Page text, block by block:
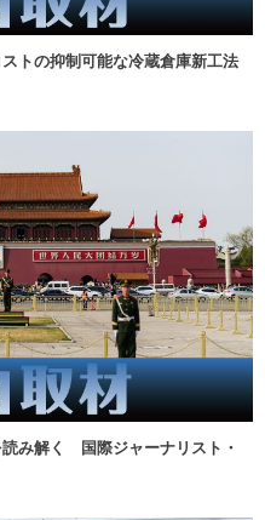
トの抑制可能な冷蔵倉庫新工法
読み解く 国際ジャーナリスト・